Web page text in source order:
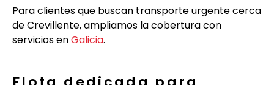
Para clientes que buscan transporte urgente cerca
de Crevillente, ampliamos la cobertura con
servicios enGalicia.